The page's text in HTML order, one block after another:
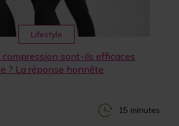
Lifestyle
compression sont-ils efficaces
? La réponse honnête
15 minutes